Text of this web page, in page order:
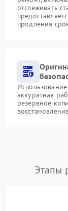
отслеживать
продления
аккуратная
резервное
Этапы